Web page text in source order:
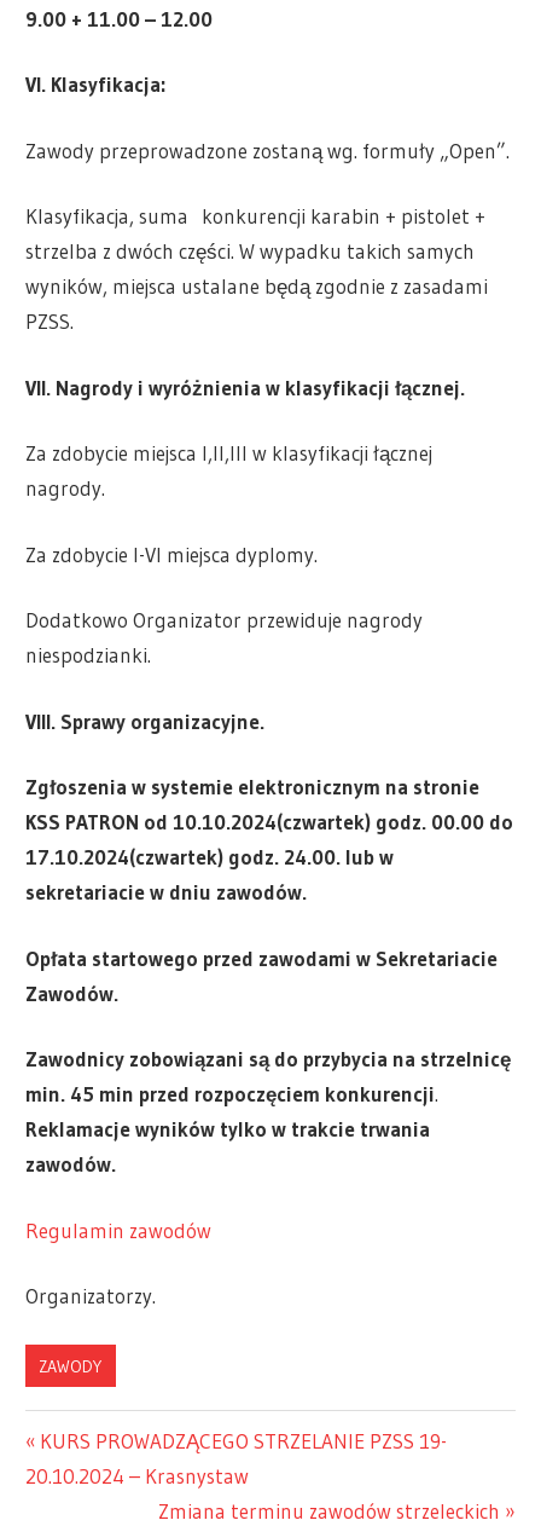
9.00 + 11.00 – 12.00
VI. Klasyfikacja:
Zawody przeprowadzone zostaną wg. formuły „Open”.
Klasyfikacja, suma konkurencji karabin + pistolet +
strzelba z dwóch części. W wypadku takich samych
wyników, miejsca ustalane będą zgodnie z zasadami
PZSS.
VII. Nagrody i wyróżnienia w klasyfikacji łącznej.
Za zdobycie miejsca I,II,III w klasyfikacji łącznej
nagrody.
Za zdobycie I-VI miejsca dyplomy.
Dodatkowo Organizator przewiduje nagrody
niespodzianki.
VIII. Sprawy organizacyjne.
Zgłoszenia w systemie elektronicznym na stronie
KSS PATRON od 10.10.2024(czwartek) godz. 00.00 do
17.10.2024(czwartek) godz. 24.00. lub w
sekretariacie w dniu zawodów.
Opłata startowego przed zawodami w Sekretariacie
Zawodów.
Zawodnicy zobowiązani są do przybycia na strzelnicę
min. 45 min przed rozpoczęciem konkurencji.
Reklamacje wyników tylko w trakcie trwania
zawodów.
Regulamin zawodów
Organizatorzy.
ZAWODY
Nawigacja
Previous
Post:
KURS PROWADZĄCEGO STRZELANIE PZSS 19-
20.10.2024 – Krasnystaw
Next
Zmiana terminu zawodów strzeleckich